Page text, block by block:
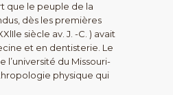
que le peuple de la
dès les premières
siècle av. J. -C. ) avait
et en dentisterie. Le
l’université du Missouri-
physique qui